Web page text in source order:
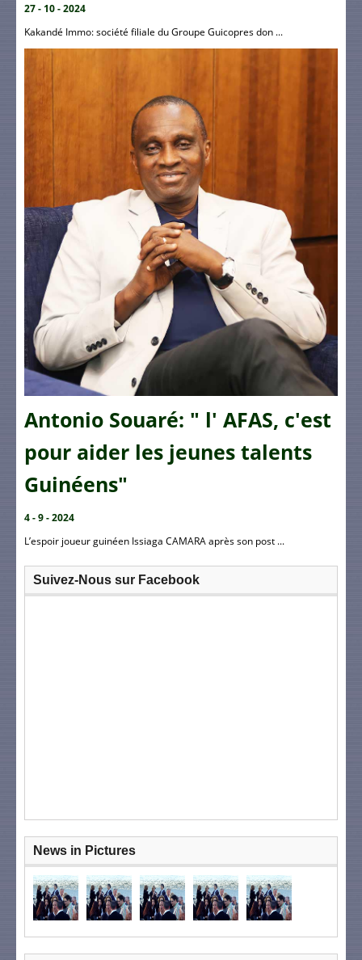
27 - 10 - 2024
Kakandé Immo: société filiale du Groupe Guicopres don ...
Antonio Souaré: " l' AFAS, c'est
pour aider les jeunes talents
Guinéens"
4 - 9 - 2024
L’espoir joueur guinéen Issiaga CAMARA après son post ...
Suivez-Nous sur Facebook
News in Pictures